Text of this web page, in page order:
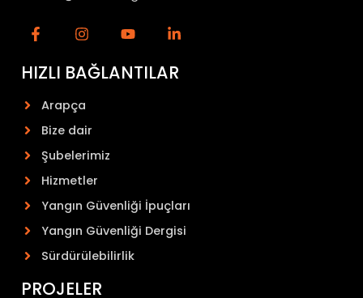
HIZLI BAĞLANTILAR
Arapça
Bize dair
Şubelerimiz
Hizmetler
Yangın Güvenliği İpuçları
Yangın Güvenliği Dergisi
Sürdürülebilirlik
PROJELER